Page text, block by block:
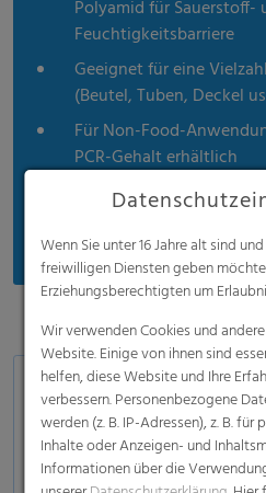
Polyamid für Sauerstoff-
Feuchtigkeitsbarriere
Geeignet für eine
(Beutel, Tuben, Deckel
Für Non-Food-
PCR-Gehalt erhältlich
Spezialitäten: Low SIT-
Kaschierfolien -
Siegelfolie und Peelfolie
Anti-Fog Siegelfolie
Wenn Sie unter 16 Jahre alt sind
freiwilligen Diensten geben
Erziehungsberechtigten um
Wir verwenden Cookies und
Website. Einige von ihnen sind
helfen, diese Website und Ihre
verbessern. Personenbezogene
werden (z. B. IP-Adressen), z. B.
Inhalte oder Anzeigen- und
Informationen über die